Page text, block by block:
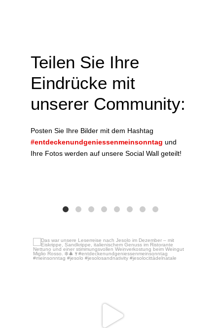
Teilen Sie Ihre
Eindrücke mit
unserer Community:
Posten Sie Ihre Bilder mit dem Hashtag
#entdeckenundgeniessenmeinsonntag und
Ihre Fotos werden auf unsere Social Wall geteilt!
Dez. 16